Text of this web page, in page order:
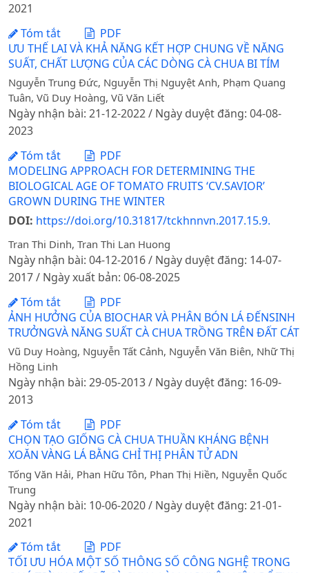
2021
Tóm tắt
PDF
ƯU THẾ LAI VÀ KHẢ NĂNG KẾT HỢP CHUNG VỀ NĂNG
SUẤT, CHẤT LƯỢNG CỦA CÁC DÒNG CÀ CHUA BI TÍM
Nguyễn Trung Đức, Nguyễn Thị Nguyệt Anh, Phạm Quang
Tuân, Vũ Duy Hoàng, Vũ Văn Liết
Ngày nhận bài: 21-12-2022 / Ngày duyệt đăng: 04-08-
2023
Tóm tắt
PDF
MODELING APPROACH FOR DETERMINING THE
BIOLOGICAL AGE OF TOMATO FRUITS ‘CV.SAVIOR’
GROWN DURING THE WINTER
DOI: https://doi.org/10.31817/tckhnnvn.2017.15.9.
Tran Thi Dinh, Tran Thi Lan Huong
Ngày nhận bài: 04-12-2016 / Ngày duyệt đăng: 14-07-
2017 / Ngày xuất bản: 06-08-2025
Tóm tắt
PDF
ẢNH HƯỞNG CỦA BIOCHAR VÀ PHÂN BÓN LÁ ĐẾNSINH
TRƯỞNGVÀ NĂNG SUẤT CÀ CHUA TRỒNG TRÊN ĐẤT CÁT
Vũ Duy Hoàng, Nguyễn Tất Cảnh, Nguyễn Văn Biên, Nhữ Thị
Hồng Linh
Ngày nhận bài: 29-05-2013 / Ngày duyệt đăng: 16-09-
2013
Tóm tắt
PDF
CHỌN TẠO GIỐNG CÀ CHUA THUẦN KHÁNG BỆNH
XOĂN VÀNG LÁ BẰNG CHỈ THỊ PHÂN TỬ ADN
Tống Văn Hải, Phan Hữu Tôn, Phan Thị Hiền, Nguyễn Quốc
Trung
Ngày nhận bài: 10-06-2020 / Ngày duyệt đăng: 21-01-
2021
Tóm tắt
PDF
TỐI ƯU HÓA MỘT SỐ THÔNG SỐ CÔNG NGHỆ TRONG